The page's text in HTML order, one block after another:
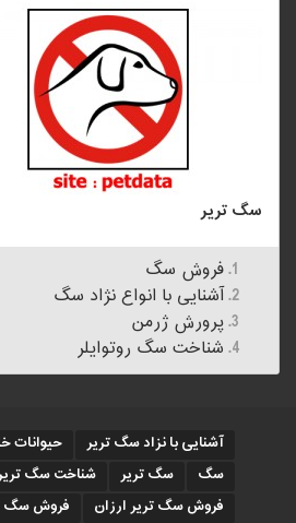
سگ تریر
فروش سگ
آشنایی با انواع نژاد سگ
پرورش ژرمن
شناخت سگ روتوایلر
آشنایی با نزاد سگ تریر حیوانات
سگ
سگ تریر شناخت سگ
فروش سگ تریر ارزان
فروش سگ